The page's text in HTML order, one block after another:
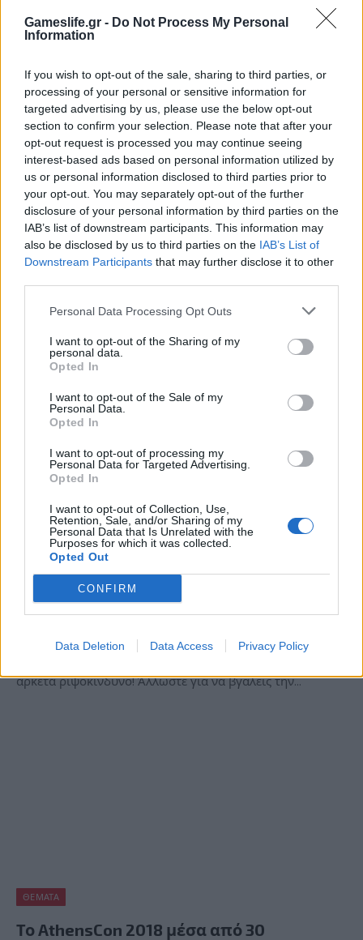
Gameslife.gr - Do Not Process My Personal
Information
If you wish to opt-out of the sale, sharing to third parties, or
processing of your personal or sensitive information for
targeted advertising by us, please use the below opt-out
section to confirm your selection. Please note that after your
opt-out request is processed you may continue seeing
interest-based ads based on personal information utilized by
us or personal information disclosed to third parties prior to
your opt-out. You may separately opt-out of the further
disclosure of your personal information by third parties on the
IAB’s list of downstream participants. This information may
also be disclosed by us to third parties on the IAB’s List of
Downstream Participants that may further disclose it to other
Personal Data Processing Opt Outs
I want to opt-out of the Sharing of my
personal data.
Opted In
I want to opt-out of the Sale of my
Personal Data.
Opted In
I want to opt-out of processing my
Personal Data for Targeted Advertising.
Opted In
I want to opt-out of Collection, Use,
Retention, Sale, and/or Sharing of my
Personal Data that Is Unrelated with the
Purposes for which it was collected.
Opted Out
CONFIRM
Data Deletion Data Access Privacy Policy
ΘΈΜΑΤΑ
AthensCon 2018: Απόδραση στη μαγεία
και στη φαντασία!
BY ΠΈΤΡΟΣ ΚΥΠΡΑΊΟΣ 10/12/2018
ΘΈΜΑΤΑ
Rico Rodriguez: Συνέντευξη με τον
υπέρτατο μυστικό πράκτορα!
BY ΠΈΤΡΟΣ ΚΥΠΡΑΊΟΣ 06/12/2018
Το επάγγελμα του δημοσιογράφου κρύβει αναπάντεχες
αρκετά ριψοκίνδυνο! Άλλωστε για να βγάλεις την…
ΘΈΜΑΤΑ
Το AthensCon 2018 μέσα από 30